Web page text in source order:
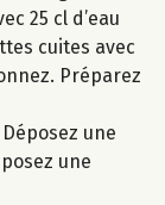
25 cl d’eau
cuites avec
Préparez
une
une